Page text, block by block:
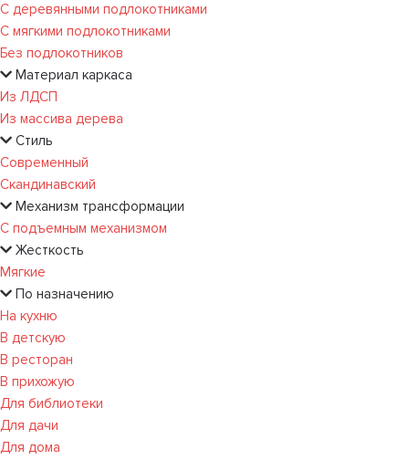
С деревянными подлокотниками
С мягкими подлокотниками
Без подлокотников
Материал каркаса
Из ЛДСП
Из массива дерева
Стиль
Современный
Скандинавский
Механизм трансформации
С подъемным механизмом
Жесткость
Мягкие
По назначению
На кухню
В детскую
В ресторан
В прихожую
Для библиотеки
Для дачи
Для дома